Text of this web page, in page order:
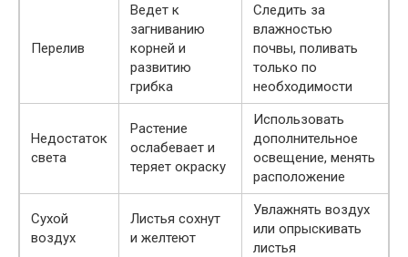
Перелив
Ведет к
загниванию
корней и
развитию
грибка
Следить за
влажностью
почвы, поливать
только по
необходимости
Недостаток
света
Растение
ослабевает и
теряет окраску
Использовать
дополнительное
освещение, менять
расположение
Сухой
воздух
Листья сохнут
и желтеют
Увлажнять воздух
или опрыскивать
листья